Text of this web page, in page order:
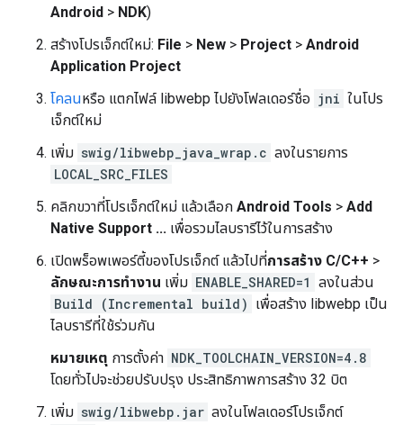
Android > NDK)
สร้างโปรเจ็กต์ใหม่: File > New > Project > Android
Application Project
โคลนหรือ แตกไฟล์ libwebp ไปยังโฟลเดอร์ชื่อ jni ในโปร
เจ็กต์ใหม่
เพิ่ม swig/libwebp_java_wrap.c ลงในรายการ
LOCAL_SRC_FILES
คลิกขวาที่โปรเจ็กต์ใหม่ แล้วเลือก Android Tools > Add
Native Support ... เพื่อรวมไลบรารีไว้ในการสร้าง
เปิดพร็อพเพอร์ตี้ของโปรเจ็กต์ แล้วไปที่การสร้าง C/C++ >
ลักษณะการทำงาน เพิ่ม ENABLE_SHARED=1 ลงในส่วน
Build (Incremental build) เพื่อสร้าง libwebp เป็น
ไลบรารีที่ใช้ร่วมกัน
หมายเหตุ การตั้งค่า NDK_TOOLCHAIN_VERSION=4.8
โดยทั่วไปจะช่วยปรับปรุง ประสิทธิภาพการสร้าง 32 บิต
เพิ่ม swig/libwebp.jar ลงในโฟลเดอร์โปรเจ็กต์